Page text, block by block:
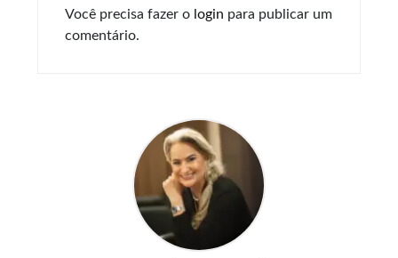
Você precisa fazer o login para publicar um
comentário.